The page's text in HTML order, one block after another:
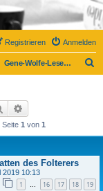
Anmelden
Registrieren
Gene-Wolfe-Lesezirkel
Suche
Seite 1 von 1
des Folterers
2019 10:13
1 … 16 17 18 19